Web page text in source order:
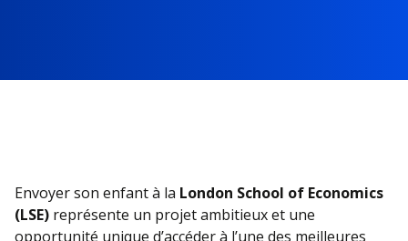
Envoyer son enfant à la London School of Economics
(LSE) représente un projet ambitieux et une
opportunité unique d’accéder à l’une des meilleures